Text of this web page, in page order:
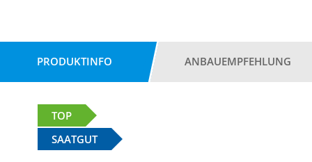
PRODUKTINFO ANBAUEMPFEHLUNG
TOP
SAATGUT